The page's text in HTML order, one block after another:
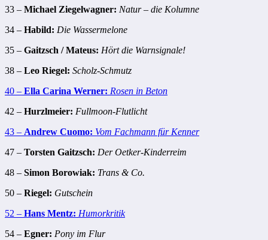
33 – Michael Ziegelwagner: Natur – die Kolumne
34 – Habild: Die Wassermelone
35 – Gaitzsch / Mateus: Hört die Warnsignale!
38 – Leo Riegel: Scholz-Schmutz
40 – Ella Carina Werner: Rosen in Beton
42 – Hurzlmeier: Fullmoon-Flutlicht
43 – Andrew Cuomo: Vom Fachmann für Kenner
47 – Torsten Gaitzsch: Der Oetker-Kinderreim
48 – Simon Borowiak: Trans & Co.
50 – Riegel: Gutschein
52 – Hans Mentz: Humorkritik
54 – Egner: Pony im Flur